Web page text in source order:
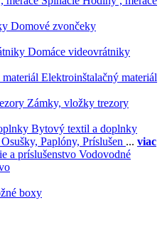
Domové zvončeky
Domáce videovrátniky
Elektroinštalačný materiál
Zámky, vložky trezory
Bytový textil a doplnky
Osušky, Paplóny, Príslušen ... viac
Vodovodné
boxy